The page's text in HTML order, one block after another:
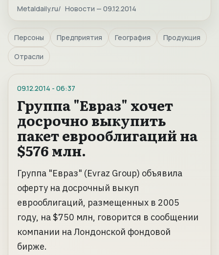
Metaldaily.ru Новости — 09.12.2014
Персоны Предприятия География Продукция
Отрасли
09.12.2014 - 06:37
Группа "Евраз" хочет
досрочно выкупить
пакет еврооблигаций на
$576 млн.
Группа "Евраз" (Evraz Group) объявила
оферту на досрочный выкуп
еврооблигаций, размещенных в 2005
году, на $750 млн, говорится в сообщении
компании на Лондонской фондовой
бирже.